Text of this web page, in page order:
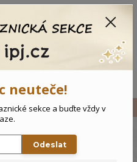
neuteče!
sekce a buďte vždy v
Odeslat